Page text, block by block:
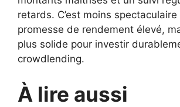
retards. C’est moins spectaculaire
promesse de rendement élevé,
plus solide pour investir
crowdlending.
À lire aussi